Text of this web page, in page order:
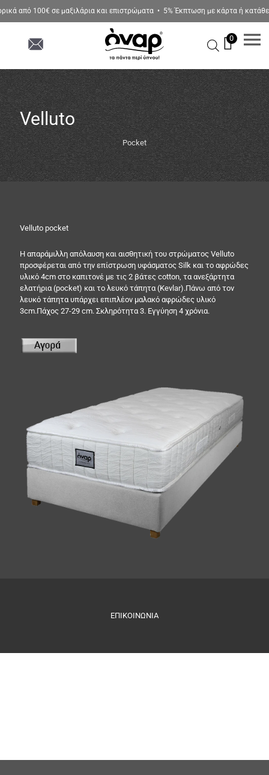
από 100€ σε μαξιλάρια και επιστρώματα • 5% Έκπτωση με κάρτα ή
0
Velluto
Pocket
Velluto pocket
H απαράμιλλη απόλαυση και αισθητική του στρώματος Velluto
προσφέρεται από την επίστρωση υφάσματος Silk και το αφρώδες
υλικό 4cm στο καπιτονέ με τις 2 βάτες cotton, τα ανεξάρτητα
ελατήρια (pocket) και το λευκό τάπητα (Kevlar).Πάνω από τον
λευκό τάπητα υπάρχει επιπλέον μαλακό αφρώδες υλικό
3cm.Πάχος 27-29 cm. Σκληρότητα 3. Εγγύηση 4 χρόνια.
ΕΠΙΚΟΙΝΩΝΙΑ